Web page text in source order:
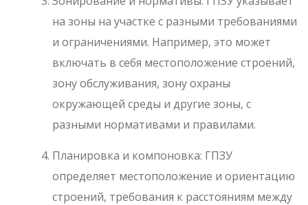
на зоны на участке с разными требованиями
и ограничениями. Например, это может
включать в себя местоположение строений,
зону обслуживания, зону охраны
окружающей среды и другие зоны, с
разными нормативами и правилами.
Планировка и компоновка: ГПЗУ
определяет местоположение и ориентацию
строений, требования к расстояниям между